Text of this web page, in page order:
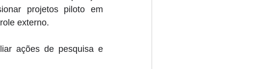
projetos piloto em
externo.
ações de pesquisa e